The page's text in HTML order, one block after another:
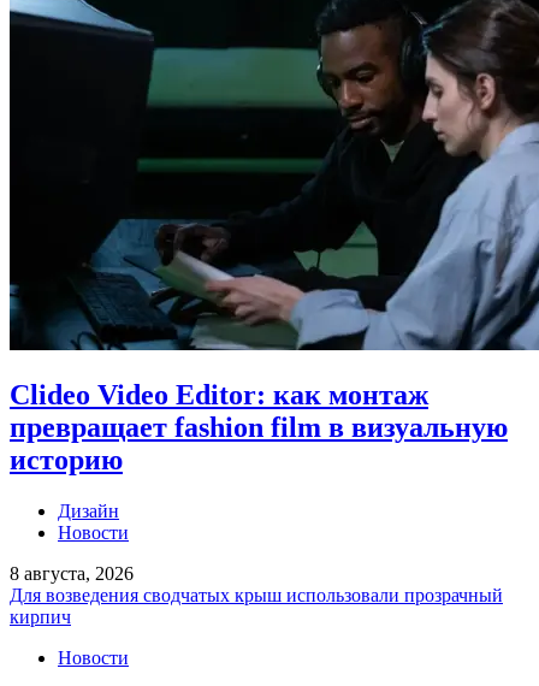
Clideo Video Editor: как монтаж
превращает fashion film в визуальную
историю
Дизайн
Новости
8 августа, 2026
Для возведения сводчатых крыш использовали прозрачный
кирпич
Новости